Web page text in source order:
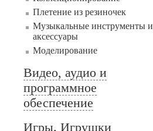
Плетение из резиночек
Музыкальные инструменты и
аксессуары
Моделирование
Видео, аудио и
программное
обеспечение
Игры. Игрушки